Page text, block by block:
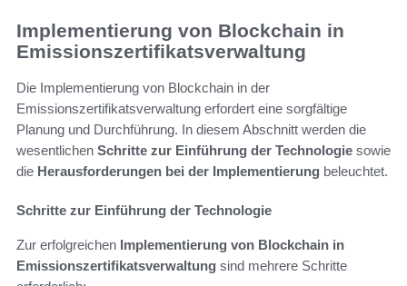
Implementierung von Blockchain in
Emissionszertifikatsverwaltung
Die Implementierung von Blockchain in der
Emissionszertifikatsverwaltung erfordert eine sorgfältige
Planung und Durchführung. In diesem Abschnitt werden die
wesentlichen Schritte zur Einführung der Technologie sowie
die Herausforderungen bei der Implementierung beleuchtet.
Schritte zur Einführung der Technologie
Zur erfolgreichen Implementierung von Blockchain in
Emissionszertifikatsverwaltung sind mehrere Schritte